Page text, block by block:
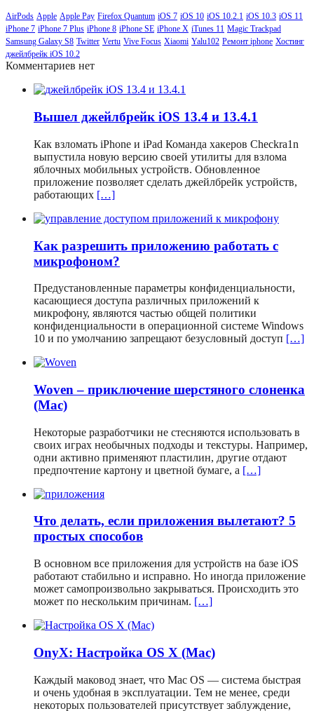
AirPods Apple Apple Pay Firefox Quantum iOS 7 iOS 10 iOS 10.2.1 iOS 10.3 iOS 11
iPhone 7 iPhone 7 Plus iPhone 8 iPhone SE iPhone X iTunes 11 Magic Trackpad
Samsung Galaxy S8 Twitter Vertu Vive Focus Xiaomi Yalu102 Ремонт iphone Хостинг
джейлбрейк iOS 10.2
Комментариев нет
Вышел джейлбрейк iOS 13.4 и 13.4.1
Как взломать iPhone и iPad Команда хакеров Checkra1n
выпустила новую версию своей утилиты для взлома
яблочных мобильных устройств. Обновленное
приложение позволяет сделать джейлбрейк устройств,
работающих […]
Как разрешить приложению работать с
микрофоном?
Предустановленные параметры конфиденциальности,
касающиеся доступа различных приложений к
микрофону, являются частью общей политики
конфиденциальности в операционной системе Windows
10 и по умолчанию запрещают безусловный доступ […]
Woven – приключение шерстяного слоненка
(Mac)
Некоторые разработчики не стесняются использовать в
своих играх необычных подходы и текстуры. Например,
одни активно применяют пластилин, другие отдают
предпочтение картону и цветной бумаге, а […]
Что делать, если приложения вылетают? 5
простых способов
В основном все приложения для устройств на базе iOS
работают стабильно и исправно. Но иногда приложение
может самопроизвольно закрываться. Происходить это
может по нескольким причинам. […]
OnyX: Настройка OS X (Mac)
Каждый маковод знает, что Mac OS — система быстрая
и очень удобная в эксплуатации. Тем не менее, среди
некоторых пользователей присутствует заблуждение,